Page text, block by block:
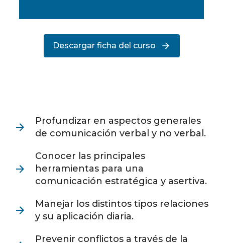
Profundizar en aspectos generales
de comunicación verbal y no verbal.
Conocer las principales
herramientas para una
comunicación estratégica y asertiva.
Manejar los distintos tipos relaciones
y su aplicación diaria.
Prevenir conflictos a través de la
Descargar ficha del curso